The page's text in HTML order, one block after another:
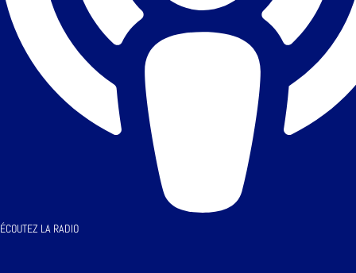
ÉCOUTEZ LA RADIO